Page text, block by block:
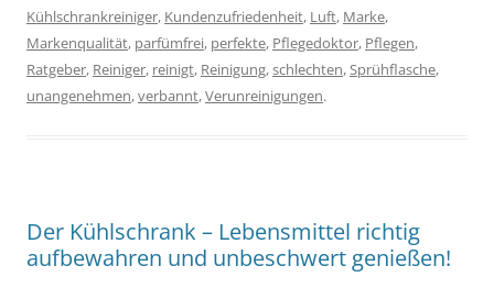
Kühlschrankreiniger, Kundenzufriedenheit, Luft, Marke,
Markenqualität, parfümfrei, perfekte, Pflegedoktor, Pflegen,
Ratgeber, Reiniger, reinigt, Reinigung,schlechten,Sprühflasche,
unangenehmen,verbannt,Verunreinigungen.
Der Kühlschrank – Lebensmittel richtig
aufbewahren und unbeschwert genießen!